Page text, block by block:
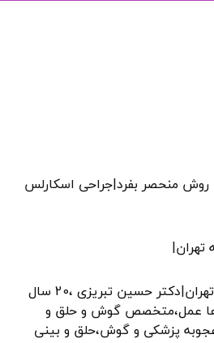
منحصر بفرد|جراحی اسکارلس
تهران|
بهترین جراح ترمیم بینی تهران|دکتر حسین تبریزی ،20 سال
عمل،متخصص گوش و حلق و
پزشکی و گوش،حلق و بینی